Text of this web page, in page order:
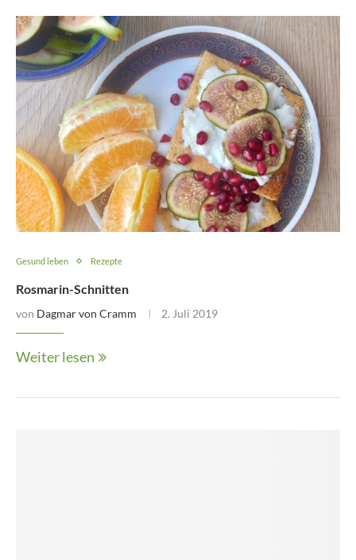
Gesund leben Rezepte
Rosmarin-Schnitten
von Dagmar von Cramm 2. Juli 2019
Weiter lesen